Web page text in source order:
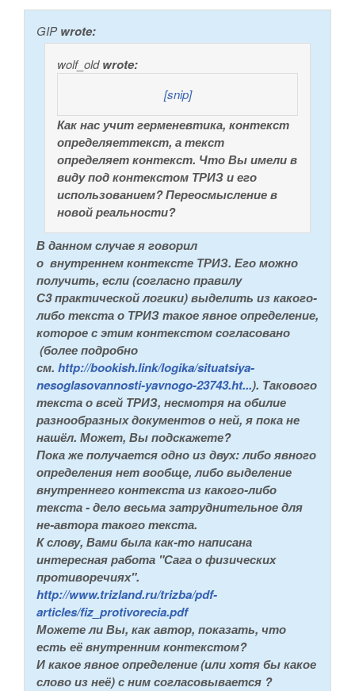
GIPwrote:
wolf_oldwrote:
[snip]
Как нас учит герменевтика, контекст
определяеттекст, а текст
определяет контекст. Что Вы имели в
виду под контекстом ТРИЗ и его
использованием? Переосмысление в
новой реальности?
В данном случае я говорил
о внутреннем контексте ТРИЗ. Его можно
получить, если (согласно правилу
С3 практической логики) выделить из какого-
либо текста о ТРИЗ такое явное определение,
которое с этим контекстом согласовано
(более подробно
см. http://bookish.link/logika/situatsiya-
nesoglasovannosti-yavnogo-23743.ht...). Такового
текста о всей ТРИЗ, несмотря на обилие
разнообразных документов о ней, я пока не
нашёл. Может, Вы подскажете?
Пока же получается одно из двух: либо явного
определения нет вообще, либо выделение
внутреннего контекста из какого-либо
текста - дело весьма затруднительное для
не-автора такого текста.
К слову, Вами была как-то написана
интересная работа "Сага о физических
противоречиях".
http://www.trizland.ru/trizba/pdf-
articles/fiz_protivorecia.pdf
Можете ли Вы, как автор, показать, что
есть её внутренним контекстом?
И какое явное определение (или хотя бы какое
слово из неё) с ним согласовывается ?